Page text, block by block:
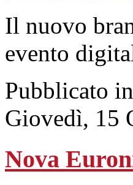
Il nuovo
evento
Pubblicato in
Giovedì, 15
Nova